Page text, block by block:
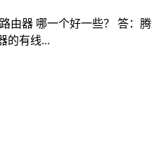
由器 哪一个好一些？ 答
的有线...